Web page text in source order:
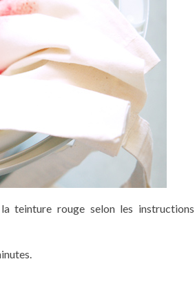
teinture rouge selon les instructions